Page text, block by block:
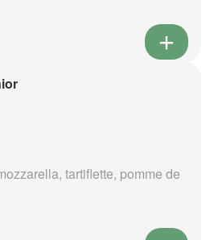
tartiflette, pomme de